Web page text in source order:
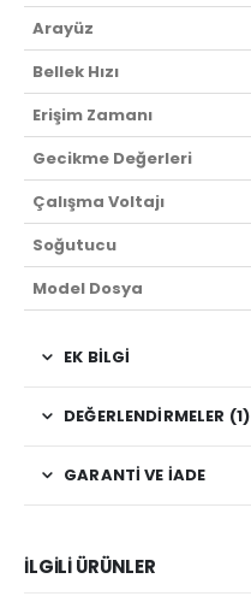
Arayüz
Bellek Hızı
Erişim Zamanı
Gecikme Değerleri
Çalışma Voltajı
Soğutucu
Model Dosya
EK BILGI
DEĞERLENDIRMELER (1)
GARANTI VE İADE
İLGILI ÜRÜNLER